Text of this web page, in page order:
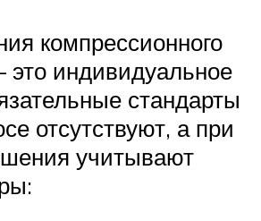
компрессионного
это индивидуальное
стандарты
отсутствуют, а при
учитывают